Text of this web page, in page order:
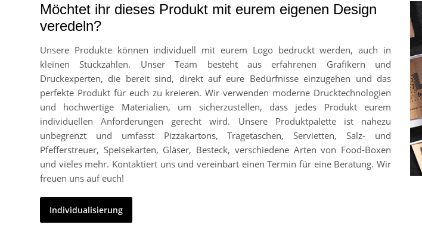
Möchtet ihr dieses Produkt mit eurem eigenen Design
veredeln?
Unsere Produkte können individuell mit eurem Logo bedruckt werden, auch in
kleinen Stückzahlen. Unser Team besteht aus erfahrenen Grafikern und
Druckexperten, die bereit sind, direkt auf eure Bedürfnisse einzugehen und das
perfekte Produkt für euch zu kreieren. Wir verwenden moderne Drucktechnologien
und hochwertige Materialien, um sicherzustellen, dass jedes Produkt eurem
individuellen Anforderungen gerecht wird. Unsere Produktpalette ist nahezu
unbegrenzt und umfasst Pizzakartons, Tragetaschen, Servietten, Salz- und
Pfefferstreuer, Speisekarten, Gläser, Besteck, verschiedene Arten von Food-Boxen
und vieles mehr. Kontaktiert uns und vereinbart einen Termin für eine Beratung. Wir
freuen uns auf euch!
Individualisierung